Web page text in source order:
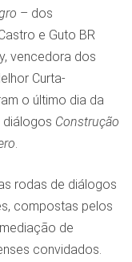
– dos
e Guto BR
vencedora dos
Curta-
o último dia da
Construção
rodas de diálogos
compostas pelos
de
convidados.